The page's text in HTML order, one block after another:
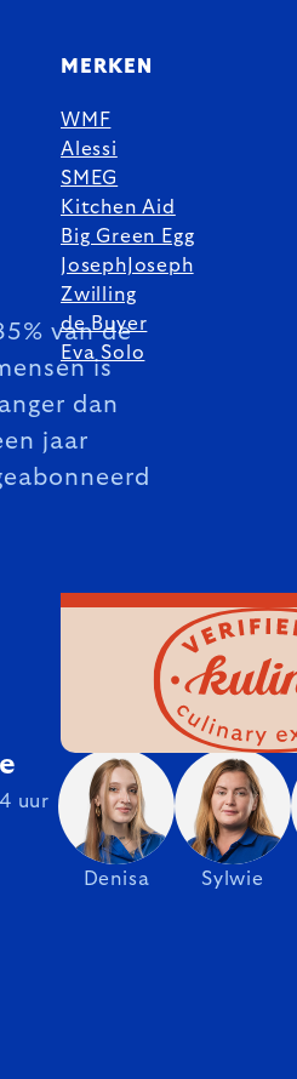
van de
is
langer dan
jaar
MERKEN
WMF
Alessi
SMEG
Kitchen Aid
Big Green Egg
JosephJoseph
Zwilling
de Buyer
Eva Solo
Denisa Sylwie
uur